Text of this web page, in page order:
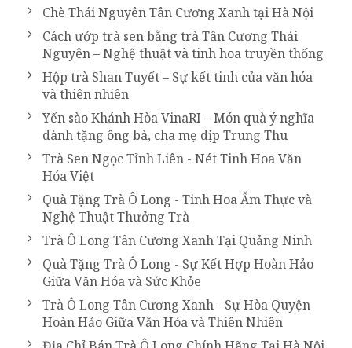
Chè Thái Nguyên Tân Cương Xanh tại Hà Nội
Cách ướp trà sen bằng trà Tân Cương Thái
Nguyên – Nghệ thuật và tinh hoa truyền thống
Hộp trà Shan Tuyết – Sự kết tinh của văn hóa
và thiên nhiên
Yến sào Khánh Hòa VinaRI – Món quà ý nghĩa
dành tặng ông bà, cha mẹ dịp Trung Thu
Trà Sen Ngọc Tỉnh Liên - Nét Tinh Hoa Văn
Hóa Việt
Quà Tặng Trà Ô Long - Tinh Hoa Ẩm Thực và
Nghệ Thuật Thưởng Trà
Trà Ô Long Tân Cương Xanh Tại Quảng Ninh
Quà Tặng Trà Ô Long - Sự Kết Hợp Hoàn Hảo
Giữa Văn Hóa và Sức Khỏe
Trà Ô Long Tân Cương Xanh - Sự Hòa Quyện
Hoàn Hảo Giữa Văn Hóa và Thiên Nhiên